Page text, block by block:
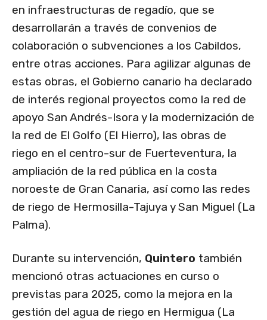
en infraestructuras de regadío, que se
desarrollarán a través de convenios de
colaboración o subvenciones a los Cabildos,
entre otras acciones. Para agilizar algunas de
estas obras, el Gobierno canario ha declarado
de interés regional proyectos como la red de
apoyo San Andrés-Isora y la modernización de
la red de El Golfo (El Hierro), las obras de
riego en el centro-sur de Fuerteventura, la
ampliación de la red pública en la costa
noroeste de Gran Canaria, así como las redes
de riego de Hermosilla-Tajuya y San Miguel (La
Palma).
Durante su intervención, Quintero también
mencionó otras actuaciones en curso o
previstas para 2025, como la mejora en la
gestión del agua de riego en Hermigua (La